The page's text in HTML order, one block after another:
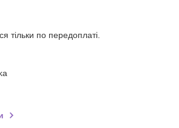
тільки по передоплаті.